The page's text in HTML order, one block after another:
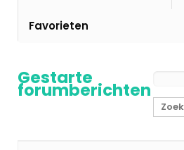
Favorieten
Gestarte
forumberichten